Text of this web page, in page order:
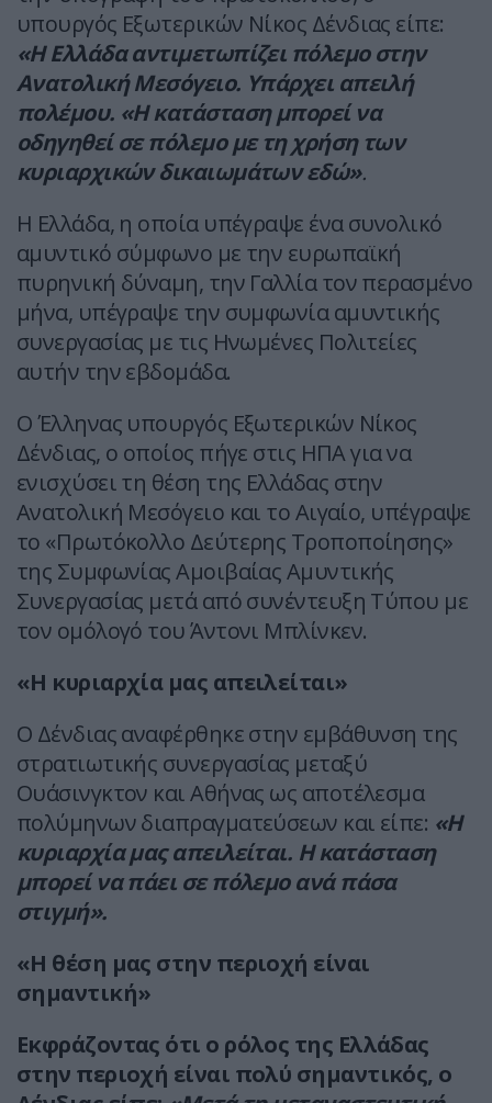
υπουργός Εξωτερικών Νίκος Δένδιας είπε:
«Η Ελλάδα αντιμετωπίζει πόλεμο στην
Ανατολική Μεσόγειο. Υπάρχει απειλή
πολέμου. «Η κατάσταση μπορεί να
οδηγηθεί σε πόλεμο με τη χρήση των
κυριαρχικών δικαιωμάτων εδώ».
Η Ελλάδα, η οποία υπέγραψε ένα συνολικό
αμυντικό σύμφωνο με την ευρωπαϊκή
πυρηνική δύναμη, την Γαλλία τον περασμένο
μήνα, υπέγραψε την συμφωνία αμυντικής
συνεργασίας με τις Ηνωμένες Πολιτείες
αυτήν την εβδομάδα.
Ο Έλληνας υπουργός Εξωτερικών Νίκος
Δένδιας, ο οποίος πήγε στις ΗΠΑ για να
ενισχύσει τη θέση της Ελλάδας στην
Ανατολική Μεσόγειο και το Αιγαίο, υπέγραψε
το «Πρωτόκολλο Δεύτερης Τροποποίησης»
της Συμφωνίας Αμοιβαίας Αμυντικής
Συνεργασίας μετά από συνέντευξη Τύπου με
τον ομόλογό του Άντονι Μπλίνκεν.
«Η κυριαρχία μας απειλείται»
Ο Δένδιας αναφέρθηκε στην εμβάθυνση της
στρατιωτικής συνεργασίας μεταξύ
Ουάσινγκτον και Αθήνας ως αποτέλεσμα
πολύμηνων διαπραγματεύσεων και είπε: «Η
κυριαρχία μας απειλείται. Η κατάσταση
μπορεί να πάει σε πόλεμο ανά πάσα
στιγμή».
«Η θέση μας στην περιοχή είναι
σημαντική»
Εκφράζοντας ότι ο ρόλος της Ελλάδας
στην περιοχή είναι πολύ σημαντικός, ο